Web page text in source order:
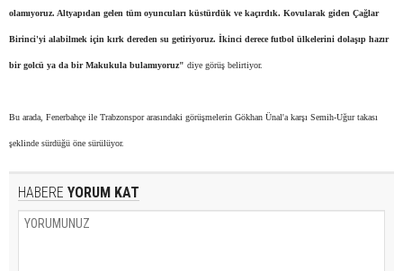
olamıyoruz. Altyapıdan gelen tüm oyuncuları küstürdük ve kaçırdık. Kovularak giden Çağlar
Birinci'yi alabilmek için kırk dereden su getiriyoruz. İkinci derece futbol ülkelerini dolaşıp hazır
bir golcü ya da bir Makukula bulamıyoruz" diye görüş belirtiyor.
Bu arada, Fenerbahçe ile Trabzonspor arasındaki görüşmelerin Gökhan Ünal'a karşı Semih-Uğur takası
şeklinde sürdüğü öne sürülüyor.
HABERE YORUM KAT